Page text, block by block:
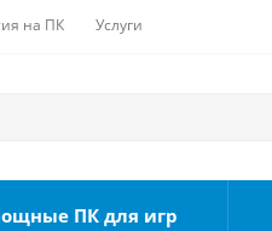
на ПК Услуги
ПК для игр